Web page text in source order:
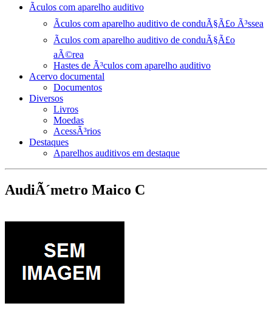
Ãculos com aparelho auditivo
Ãculos com aparelho auditivo de conduÃ§Ã£o Ã³ssea
Ãculos com aparelho auditivo de conduÃ§Ã£o
aÃ©rea
Hastes de Ã³culos com aparelho auditivo
Acervo documental
Documentos
Diversos
Livros
Moedas
AcessÃ³rios
Destaques
Aparelhos auditivos em destaque
AudiÃ´metro Maico C